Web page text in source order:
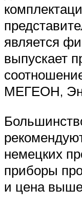
является
выпускает
МЕГЕОН,
немецких
приборы
и цена